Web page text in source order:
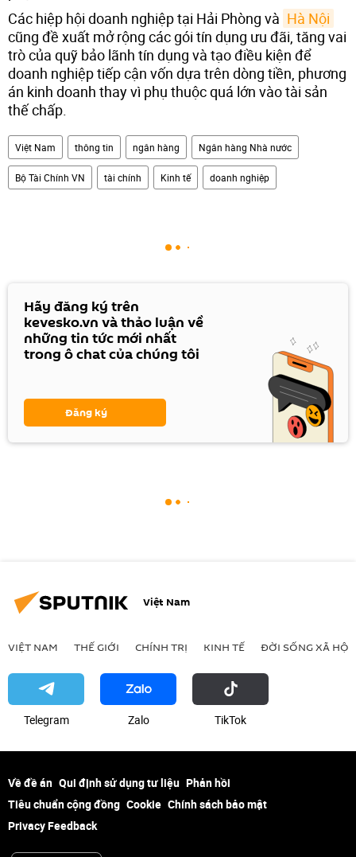
Các hiệp hội doanh nghiệp tại Hải Phòng và Hà Nội
cũng đề xuất mở rộng các gói tín dụng ưu đãi, tăng vai
trò của quỹ bảo lãnh tín dụng và tạo điều kiện để
doanh nghiệp tiếp cận vốn dựa trên dòng tiền, phương
án kinh doanh thay vì phụ thuộc quá lớn vào tài sản
thế chấp.
Việt Nam thông tin ngân hàng Ngân hàng Nhà nước
Bộ Tài Chính VN tài chính Kinh tế doanh nghiệp
Hãy đăng ký trên
kevesko.vn và thảo luận về
những tin tức mới nhất
trong ô chat của chúng tôi
Đăng ký
Việt Nam
VIỆT NAM THẾ GIỚI CHÍNH TRỊ KINH TẾ ĐỜI SỐNG XÃ HỘI
Telegram Zalo ТikТоk
Về đề án Qui định sử dụng tư liệu Phản hồi
Tiêu chuẩn cộng đồng Cookie Chính sách bảo mật
Privacy Feedback